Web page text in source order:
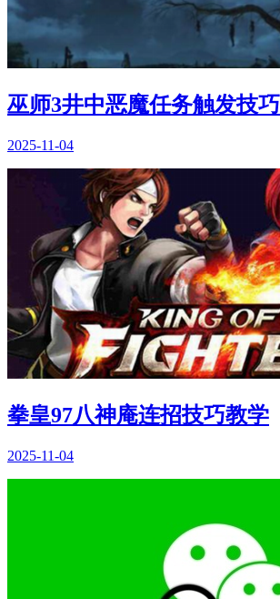
巫师3井中恶魔任务触发技巧
2025-11-04
拳皇97八神庵连招技巧教学
2025-11-04